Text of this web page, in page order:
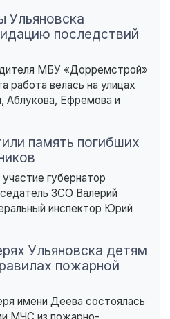
последствий
МБУ «Дорремстрой»
работа велась на улицах
Аблукова, Ефремова и
память погибших
губернатор
ЗСО Валерий
инспектор Юрий
Ульяновска детям
пожарной
имени Деева состоялась